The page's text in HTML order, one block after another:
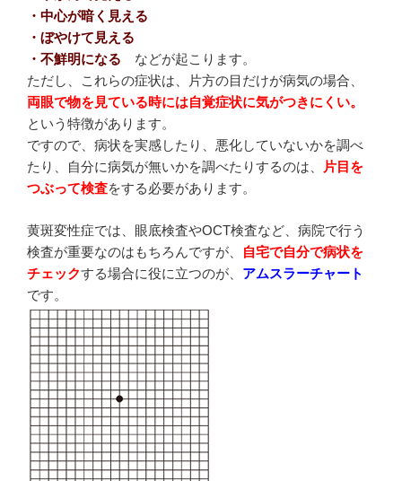
・中心が暗く見える
・ぼやけて見える
・不鮮明になる などが起こります。
ただし、これらの症状は、片方の目だけが病気の場合、
両眼で物を見ている時には自覚症状に気がつきにくい。
という特徴があります。
ですので、病状を実感したり、悪化していないかを調べ
たり、自分に病気が無いかを調べたりするのは、
片目を
つぶって検査をする必要があります。
黄斑変性症では、眼底検査やOCT検査など、病院で行う
検査が重要なのはもちろんですが、
自宅で自分で病状を
チェックする場合に役に立つのが、 アムスラーチャート
です。